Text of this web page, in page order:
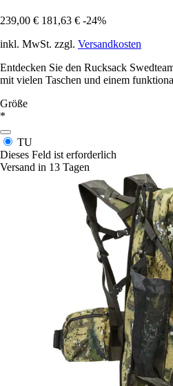
239,00 € 181,63 € -24%
inkl. MwSt. zzgl. Versandkosten
Entdecken Sie den Rucksack
mit vielen Taschen und einem
Größe
*
TU
Dieses Feld ist erforderlich
Versand in 13 Tagen